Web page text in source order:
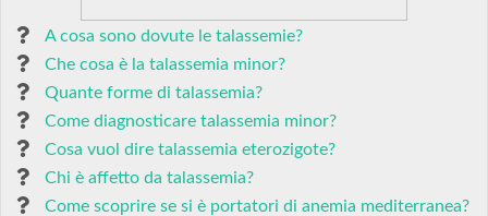
A cosa sono dovute le talassemie?
Che cosa è la talassemia minor?
Quante forme di talassemia?
Come diagnosticare talassemia minor?
Cosa vuol dire talassemia eterozigote?
Chi è affetto da talassemia?
Come scoprire se si è portatori di anemia mediterranea?